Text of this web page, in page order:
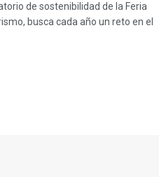
de sostenibilidad de la Feria
busca cada año un reto en el